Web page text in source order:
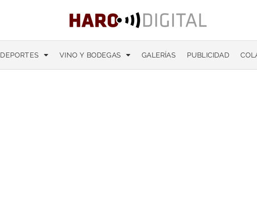
DEPORTES VINO Y BODEGAS GALERÍAS PUBLICIDAD